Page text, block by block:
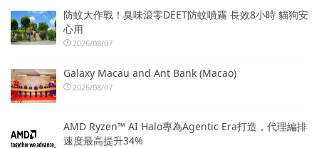
防蚊大作戰！臭味滾零DEET防蚊噴霧 長效8小時 貓狗安
心用
2026/08/07
Galaxy Macau and Ant Bank (Macao)
2026/08/07
AMD Ryzen™ AI Halo專為Agentic Era打造，代理編排
速度最高提升34%